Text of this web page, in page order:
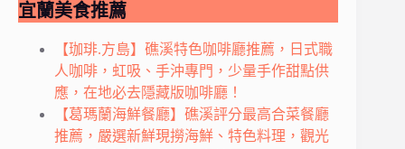
宜蘭美食推薦
【珈琲.方島】礁溪特色咖啡廳推薦，日式職
人咖啡，虹吸、手沖專門，少量手作甜點供
應，在地必去隱藏版咖啡廳！
【葛瑪蘭海鮮餐廳】礁溪評分最高合菜餐廳
推薦，嚴選新鮮現撈海鮮、特色料理，觀光